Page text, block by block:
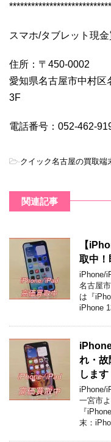
スマホ/タブレット現
住所：〒450-0002
愛知県名古屋市中村区
3F
電話番号：052-462-
-クイック名古屋の買取端
関連記事
【
取中！
iPhone/
名古屋
は『
iPhone
れ・故
します
iPhone/
一宮市
『
末：